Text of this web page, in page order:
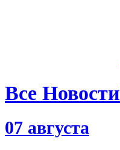
Все Новости
07 августа